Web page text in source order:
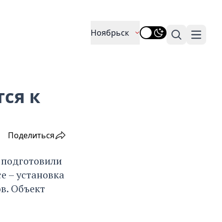
Ноябрьск
Поиск
к
Поделиться
– установка
Объект